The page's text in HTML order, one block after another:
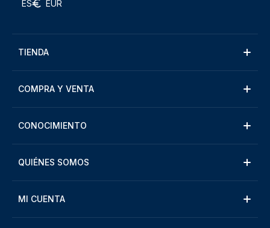
ES EUR
TIENDA
COMPRA Y VENTA
CONOCIMIENTO
QUIÉNES SOMOS
MI CUENTA